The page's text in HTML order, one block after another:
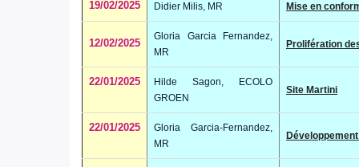
19/02/2025 Didier Milis, MR Mise en
12/02/2025
Gloria Garcia Fernandez,
MR
Prolifération
22/01/2025
Hilde Sagon, ECOLO
GROEN
Site Martini
22/01/2025
Gloria Garcia-Fernandez,
MR